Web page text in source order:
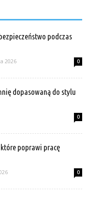
podczas
2026 0
dopasowaną do stylu
0
poprawi pracę
0